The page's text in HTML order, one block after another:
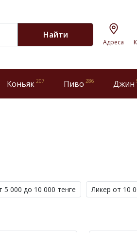
Найти
Адреса
Коньяк 207 Пиво 286 Джин
5 000 до 10 000 тенге Ликер от 10